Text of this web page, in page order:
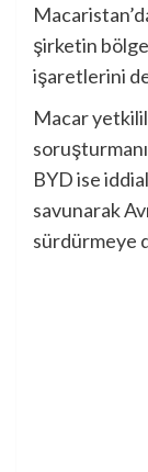
şirketin
işaretlerini
Macar
BYD ise
savunarak
sürdürmeye